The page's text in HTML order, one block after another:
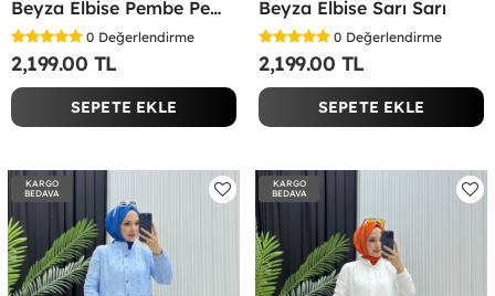
Beyza Elbise Pembe Pembe
0 Değerlendirme
2,199.00 TL
SEPETE EKLE
Beyza Elbise Sarı Sarı
0 Değerlendirme
2,199.00 TL
SEPETE EKLE
KARGO
BEDAVA
KARGO
BEDAVA